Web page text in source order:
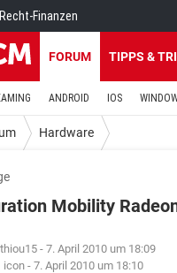
Recht-Finanzen
FORUM TIPPS &
ANDROID IOS
Hardware
Mobility
- 7. April 2010 um 18:09
icon - 7. April 2010 um 18:10